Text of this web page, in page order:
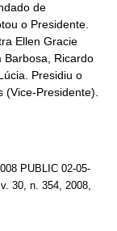
de
o Presidente.
Ellen Gracie
Barbosa, Ricardo
Presidiu o
(Vice-Presidente).
PUBLIC 02-05-
30, n. 354, 2008,